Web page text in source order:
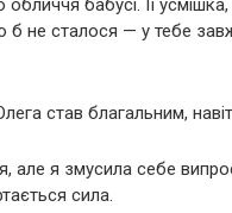
бабусі. Її
б не сталося — у тебе
став благальним,
але я змусила себе
сила.